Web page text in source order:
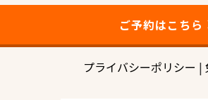
ご予約はこちら
プライバシーポリシー |